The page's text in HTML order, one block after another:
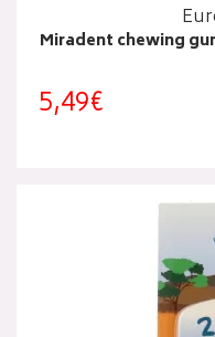
Miradent chewing
5,49€